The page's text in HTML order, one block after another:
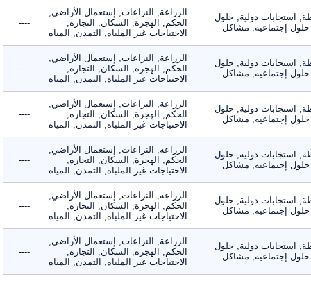
استجابات دولية, حلول
إجتماعيه, مشاكل
الزراعة, النزاعات, إستعمال الأراضي,
الحكم, الهجرة, السكان, التجاره,
الاحتياجات غير الملباه, التمدن, المياه
----
استجابات دولية, حلول
إجتماعيه, مشاكل
الزراعة, النزاعات, إستعمال الأراضي,
الحكم, الهجرة, السكان, التجاره,
الاحتياجات غير الملباه, التمدن, المياه
----
استجابات دولية, حلول
إجتماعيه, مشاكل
الزراعة, النزاعات, إستعمال الأراضي,
الحكم, الهجرة, السكان, التجاره,
الاحتياجات غير الملباه, التمدن, المياه
----
استجابات دولية, حلول
إجتماعيه, مشاكل
الزراعة, النزاعات, إستعمال الأراضي,
الحكم, الهجرة, السكان, التجاره,
الاحتياجات غير الملباه, التمدن, المياه
----
استجابات دولية, حلول
إجتماعيه, مشاكل
الزراعة, النزاعات, إستعمال الأراضي,
الحكم, الهجرة, السكان, التجاره,
الاحتياجات غير الملباه, التمدن, المياه
----
استجابات دولية, حلول
إجتماعيه, مشاكل
الزراعة, النزاعات, إستعمال الأراضي,
الحكم, الهجرة, السكان, التجاره,
الاحتياجات غير الملباه, التمدن, المياه
----